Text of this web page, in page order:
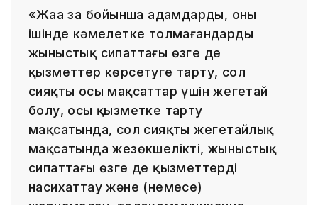
«Жаңа заң бойынша адамдарды, оның
ішінде кәмелетке толмағандарды
жыныстық сипаттағы өзге де
қызметтер көрсетуге тарту, сол
сияқты осы мақсаттар үшін жеңгетай
болу, осы қызметке тарту
мақсатында, сол сияқты жеңгетайлық
мақсатында жезөкшелікті, жыныстық
сипаттағы өзге де қызметтерді
насихаттау және (немесе)